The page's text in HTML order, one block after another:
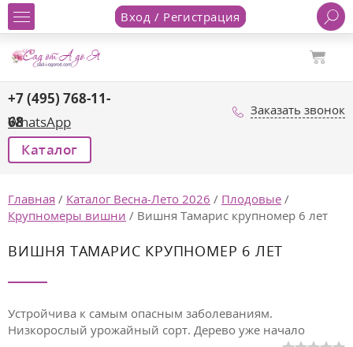
Вход / Регистрация
+7 (495) 768-11-
68
WhatsApp
Заказать звонок
Каталог
Главная / Каталог Весна-Лето 2026 / Плодовые /
Крупномеры вишни / Вишня Тамарис крупномер 6 лет
ВИШНЯ ТАМАРИС КРУПНОМЕР 6 ЛЕТ
Устройчива к самым опасным заболеваниям.
Низкорослый урожайный сорт. Дерево уже начало